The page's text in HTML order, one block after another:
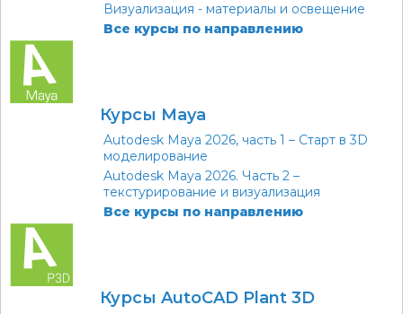
Визуализация - материалы и освещение
Все курсы по направлению
Курсы Maya
Autodesk Maya 2026, часть 1 – Старт в 3D
моделирование
Autodesk Maya 2026. Часть 2 –
текстурирование и визуализация
Все курсы по направлению
Курсы AutoCAD Plant 3D